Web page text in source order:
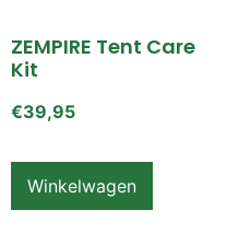
ZEMPIRE Tent Care
Kit
€39,95
Winkelwagen